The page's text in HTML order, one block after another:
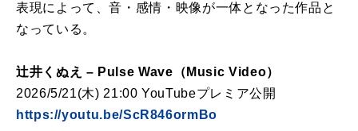
表現によって、音・感情・映像が一体となった作品と
なっている。
辻井くぬえ – Pulse Wave（Music Video）
2026/5/21(木) 21:00 YouTubeプレミア公開
https://youtu.be/ScR846ormBo